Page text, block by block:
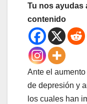
Tu nos ayudas
contenido
Ante el
de depresión y
los cuales han